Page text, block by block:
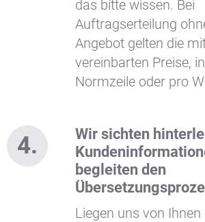
das bitte wissen. Bei
Auftragserteilung
Angebot gelten die
vereinbarten Preise,
Normzeile oder pro
Wir sichten
begleiten den
Liegen uns von Ihnen